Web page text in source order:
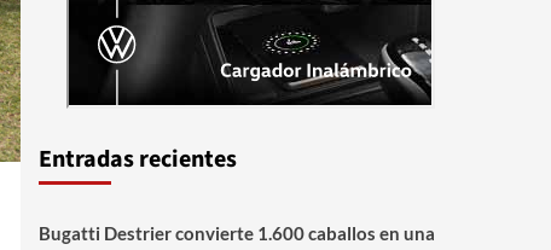
Entradas recientes
Bugatti Destrier convierte 1.600 caballos en una